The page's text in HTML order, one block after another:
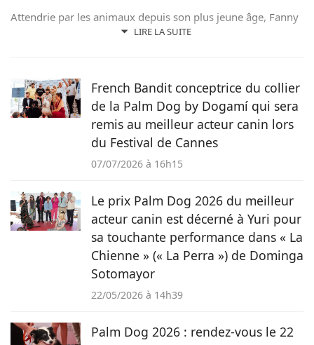
LIRE LA SUITE
Attendrie par les animaux depuis son plus jeune âge, Fanny
n’a jamais vécu sans eux et partage actuellement son
choisi de se former au sein du magazine Pets Dating pour
intégrer une communauté qui partage sa passion.
French Bandit conceptrice du collier
de la Palm Dog by Dogamí qui sera
remis au meilleur acteur canin lors
du Festival de Cannes
07/07/2026 à 16h15
Le prix Palm Dog 2026 du meilleur
acteur canin est décerné à Yuri pour
sa touchante performance dans « La
Chienne » (« La Perra ») de Dominga
Sotomayor
22/05/2026 à 14h39
Palm Dog 2026 : rendez-vous le 22